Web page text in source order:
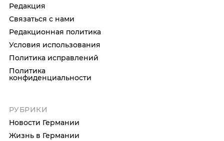
Редакция
Связаться с нами
Редакционная политика
Условия использования
Политика исправлений
Политика
конфиденциальности
РУБРИКИ
Новости Германии
Жизнь в Германии